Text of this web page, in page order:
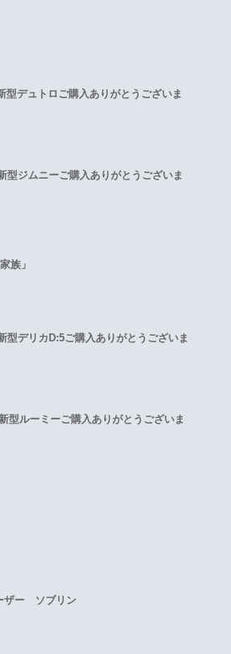
型デュトロご購入ありがとうございま
型ジムニーご購入ありがとうございま
族」
型デリカD:5ご購入ありがとうございま
新型ルーミーご購入ありがとうございま
ザー ソブリン